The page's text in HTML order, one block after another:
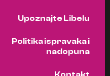
Upoznajte Libelu
Politika ispravaka i
nadopuna